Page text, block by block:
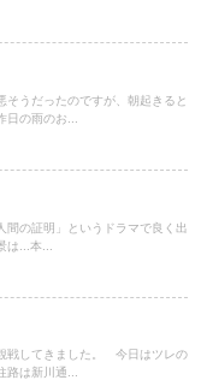
そうだったのですが、朝起きると
の雨のお...
間の証明」というドラマで良く出
...本...
戦してきました。 今日はツレの
路は新川通...